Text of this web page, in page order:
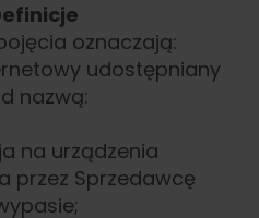
oznaczają:
udostępniany
nazwą:
na urządzenia
przez Sprzedawcę